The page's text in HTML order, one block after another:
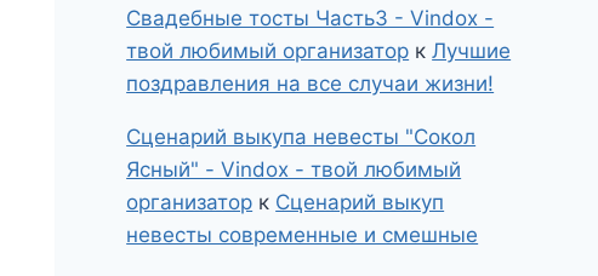
Свадебные тосты Часть3 - Vindox -
твой любимый организатор кЛучшие
поздравления на все случаи жизни!
Сценарий выкупа невесты "Сокол
Ясный" - Vindox - твой любимый
организатор к Сценарий выкуп
невесты современные и смешные